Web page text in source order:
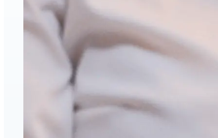
Hyaluronic Acid Dermal & Lip Filler Injections
Neuromodulators (Botulinum Toxin)